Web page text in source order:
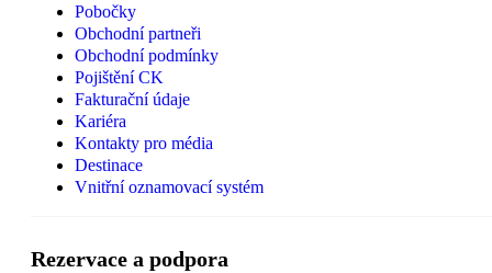
Pobočky
Obchodní partneři
Obchodní podmínky
Pojištění CK
Fakturační údaje
Kariéra
Kontakty pro média
Destinace
Vnitřní oznamovací systém
Rezervace a podpora